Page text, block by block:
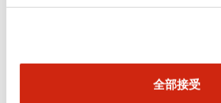
全部接受
安裝和安裝規範